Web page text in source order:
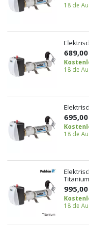
18 de
18 de
18 de
Titanium
18 de